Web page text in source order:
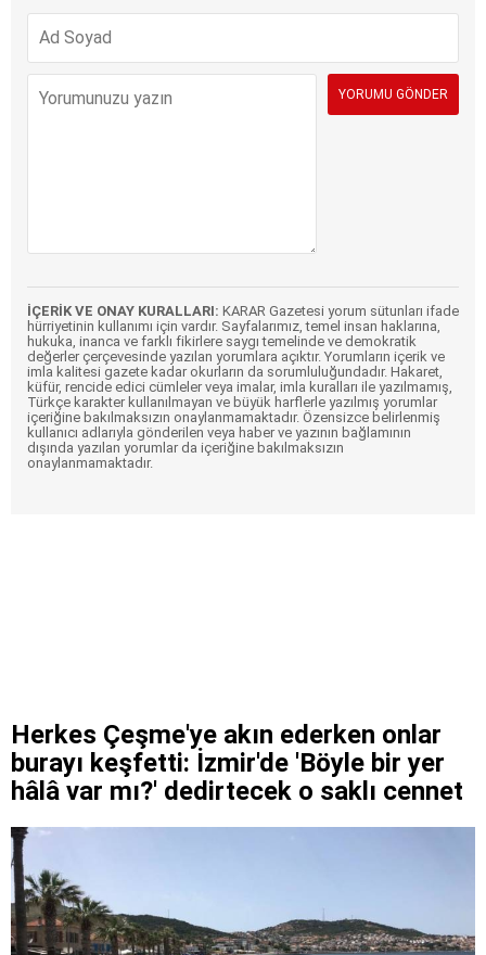
İÇERİK VE ONAY KURALLARI: KARAR Gazetesi yorum sütunları ifade
hürriyetinin kullanımı için vardır. Sayfalarımız, temel insan haklarına,
hukuka, inanca ve farklı fikirlere saygı temelinde ve demokratik
değerler çerçevesinde yazılan yorumlara açıktır. Yorumların içerik ve
imla kalitesi gazete kadar okurların da sorumluluğundadır. Hakaret,
küfür, rencide edici cümleler veya imalar, imla kuralları ile yazılmamış,
Türkçe karakter kullanılmayan ve büyük harflerle yazılmış yorumlar
içeriğine bakılmaksızın onaylanmamaktadır. Özensizce belirlenmiş
kullanıcı adlarıyla gönderilen veya haber ve yazının bağlamının
dışında yazılan yorumlar da içeriğine bakılmaksızın
onaylanmamaktadır.
Herkes Çeşme'ye akın ederken onlar
burayı keşfetti: İzmir'de 'Böyle bir yer
hâlâ var mı?' dedirtecek o saklı cennet